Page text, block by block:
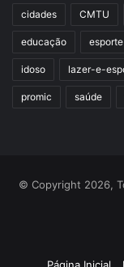
cidades CMTU
educação esporte
idoso lazer-e-
promic saúde
© Copyright 2026,